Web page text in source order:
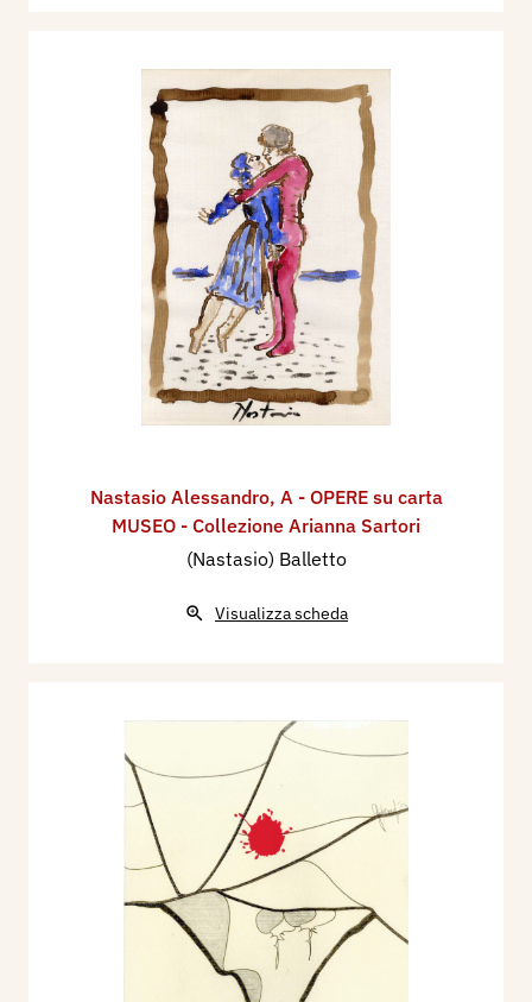
Nastasio Alessandro, A - OPERE su carta
MUSEO - Collezione Arianna Sartori
(Nastasio) Balletto
Visualizza scheda